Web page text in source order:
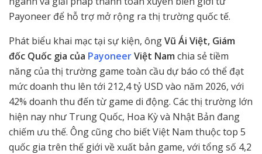
Payoneer để hỗ trợ mở rộng ra thị trường quốc tế.
Phát biểu khai mạc tại sự kiện, ôngVũ Ái Việt, Giám
đốc Quốc gia của PayoneerViệt Nam chia sẻ tiềm
năng của thị trường game toàn cầu dự báo có thể đạt
mức doanh thu lên tới 212,4 tỷ USD vào năm 2026, với
42% doanh thu đến từ game di động. Các thị trường lớn
hiện nay như Trung Quốc, Hoa Kỳ và Nhật Bản đang
chiếm ưu thế. Ông cũng cho biết Việt Nam thuộc top 5
quốc gia trên thế giới về xuất bản game, với tổng số 4,2